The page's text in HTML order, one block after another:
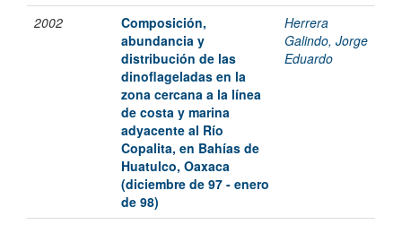
2002
Composición,
abundancia y
distribución de las
dinoflageladas en la
zona cercana a la línea
de costa y marina
adyacente al Río
Copalita, en Bahías de
Huatulco, Oaxaca
(diciembre de 97 - enero
de 98)
Herrera
Galindo, Jorge
Eduardo